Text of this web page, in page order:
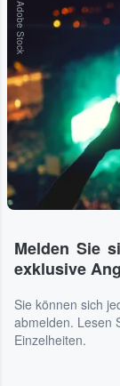
Adobe Stock
Melden Sie
exklusive
Sie können sich
abmelden. Lesen
Einzelheiten.